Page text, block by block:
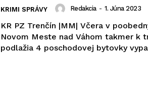
KRIMI SPRÁVY Redakcia - 1. Júna 2023
KR PZ Trenčín |MM| Včera v
Novom Meste nad Váhom takmer k
podlažia 4 poschodovej bytovky